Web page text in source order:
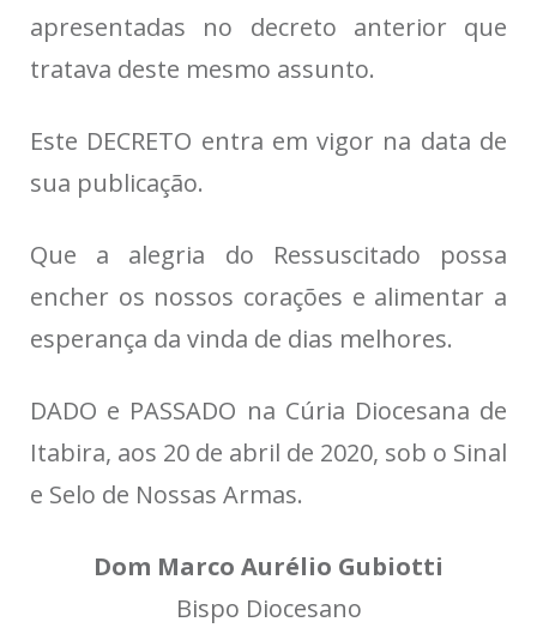
apresentadas no decreto anterior que
tratava deste mesmo assunto.
Este DECRETO entra em vigor na data de
sua publicação.
Que a alegria do Ressuscitado possa
encher os nossos corações e alimentar a
esperança da vinda de dias melhores.
DADO e PASSADO na Cúria Diocesana de
Itabira, aos 20 de abril de 2020, sob o Sinal
e Selo de Nossas Armas.
Dom Marco Aurélio Gubiotti
Bispo Diocesano